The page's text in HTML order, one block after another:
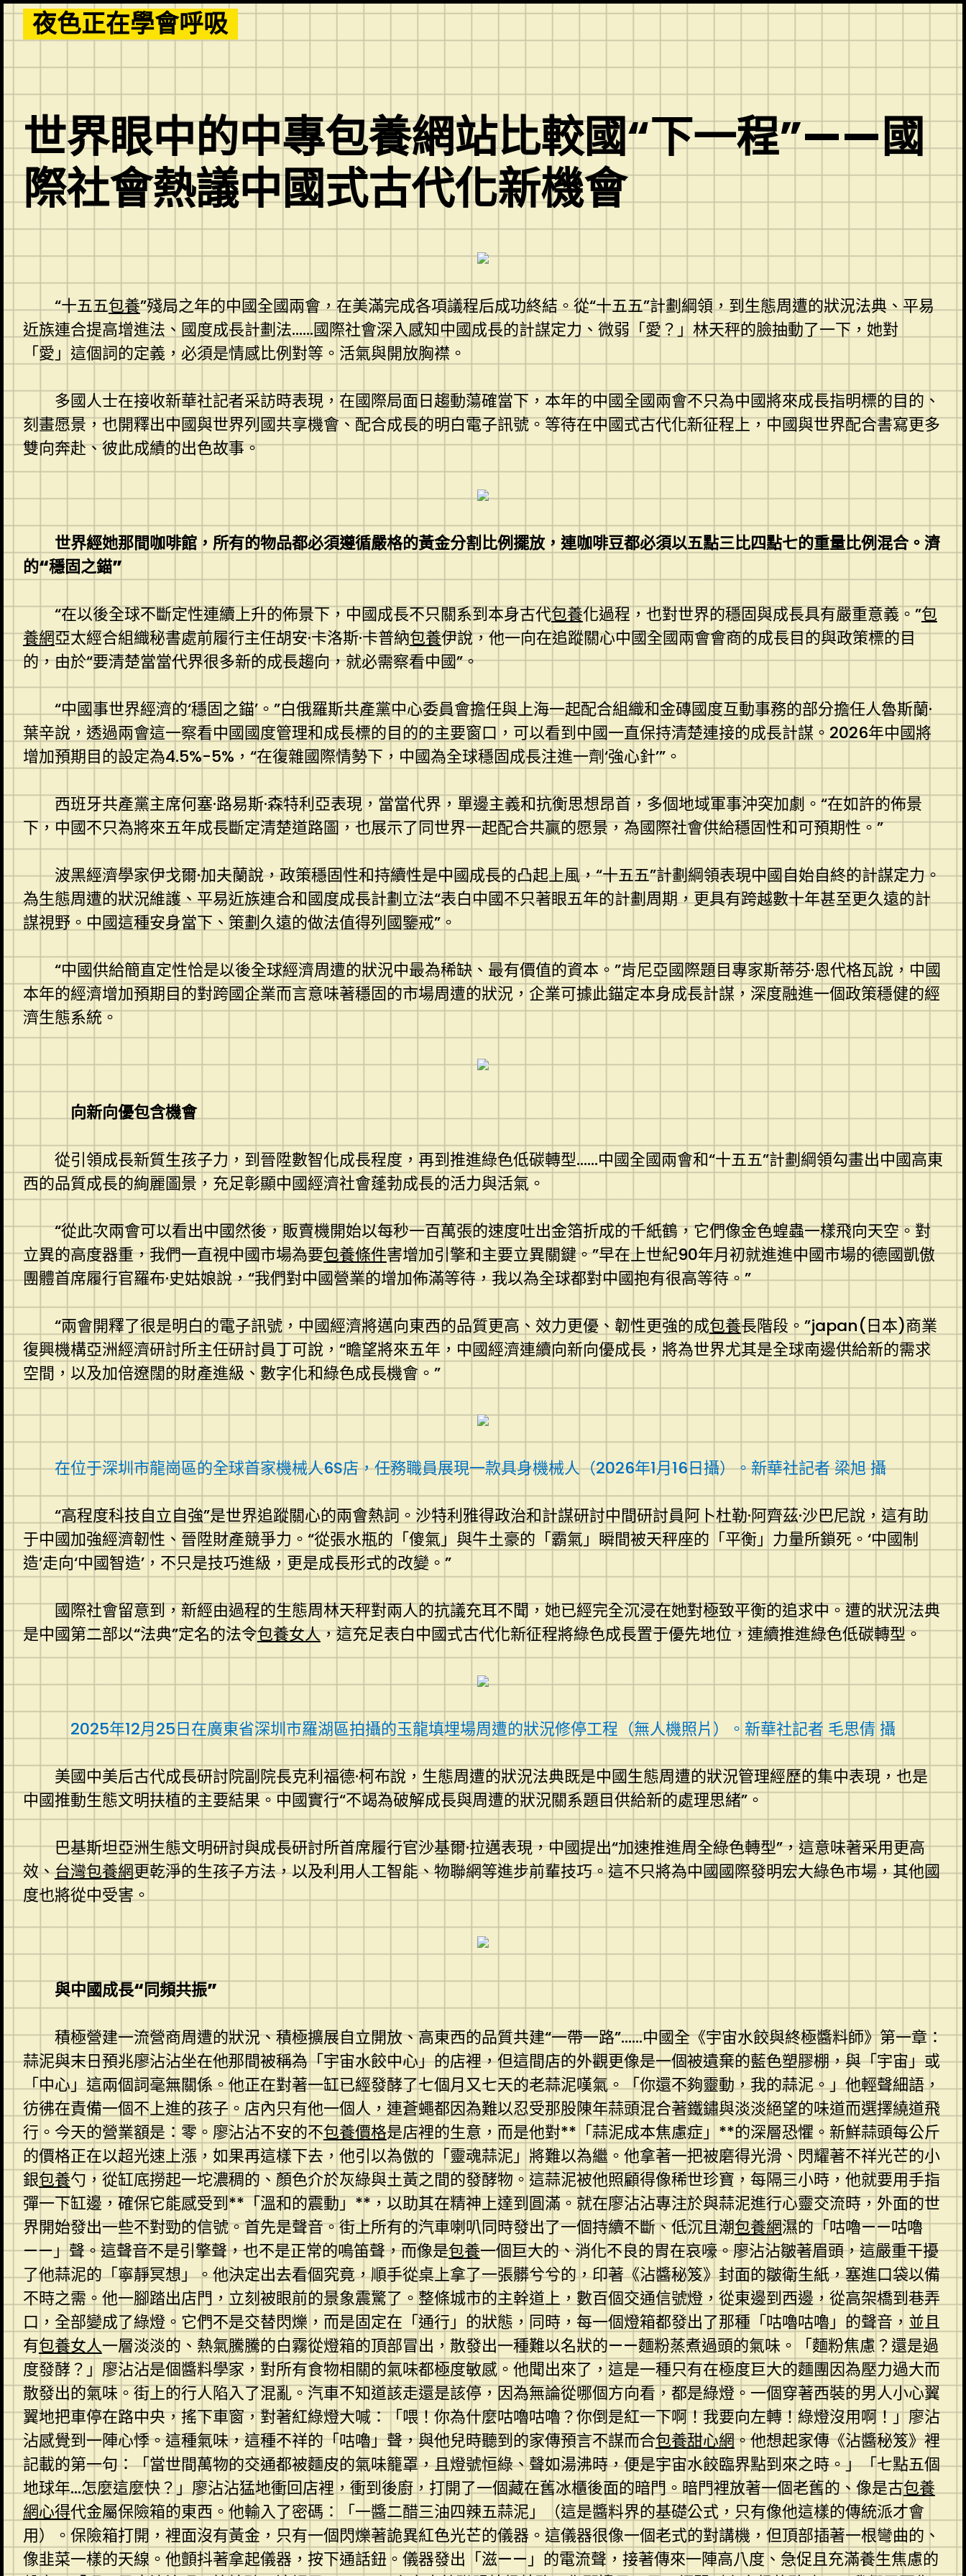
Skip
to
content
夜色正在學會呼吸
世界眼中的中專包養網站比較國“下一程”——國
際社會熱議中國式古代化新機會
“十五五包養”殘局之年的中國全國兩會，在美滿完成各項議程后成功終結。從“十五五”計劃綱領，到生態周遭的狀況法典、平易
近族連合提高增進法、國度成長計劃法……國際社會深入感知中國成長的計謀定力、微弱「愛？」林天秤的臉抽動了一下，她對
「愛」這個詞的定義，必須是情感比例對等。活氣與開放胸襟。
多國人士在接收新華社記者采訪時表現，在國際局面日趨動蕩確當下，本年的中國全國兩會不只為中國將來成長指明標的目的、
刻畫愿景，也開釋出中國與世界列國共享機會、配合成長的明白電子訊號。等待在中國式古代化新征程上，中國與世界配合書寫更多
雙向奔赴、彼此成績的出色故事。
世界經她那間咖啡館，所有的物品都必須遵循嚴格的黃金分割比例擺放，連咖啡豆都必須以五點三比四點七的重量比例混合。濟
的“穩固之錨”
“在以後全球不斷定性連續上升的佈景下，中國成長不只關系到本身古代包養化過程，也對世界的穩固與成長具有嚴重意義。”包
養網亞太經合組織秘書處前履行主任胡安·卡洛斯·卡普納包養伊說，他一向在追蹤關心中國全國兩會會商的成長目的與政策標的目
的，由於“要清楚當當代界很多新的成長趨向，就必需察看中國”。
“中國事世界經濟的‘穩固之錨’。”白俄羅斯共產黨中心委員會擔任與上海一起配合組織和金磚國度互動事務的部分擔任人魯斯蘭·
葉辛說，透過兩會這一察看中國國度管理和成長標的目的的主要窗口，可以看到中國一直保持清楚連接的成長計謀。2026年中國將
增加預期目的設定為4.5%-5%，“在復雜國際情勢下，中國為全球穩固成長注進一劑‘強心針’”。
西班牙共產黨主席何塞·路易斯·森特利亞表現，當當代界，單邊主義和抗衡思想昂首，多個地域軍事沖突加劇。“在如許的佈景
下，中國不只為將來五年成長斷定清楚道路圖，也展示了同世界一起配合共贏的愿景，為國際社會供給穩固性和可預期性。”
波黑經濟學家伊戈爾·加夫蘭說，政策穩固性和持續性是中國成長的凸起上風，“十五五”計劃綱領表現中國自始自終的計謀定力。
為生態周遭的狀況維護、平易近族連合和國度成長計劃立法“表白中國不只著眼五年的計劃周期，更具有跨越數十年甚至更久遠的計
謀視野。中國這種安身當下、策劃久遠的做法值得列國鑒戒”。
“中國供給簡直定性恰是以後全球經濟周遭的狀況中最為稀缺、最有價值的資本。”肯尼亞國際題目專家斯蒂芬·恩代格瓦說，中國
本年的經濟增加預期目的對跨國企業而言意味著穩固的市場周遭的狀況，企業可據此錨定本身成長計謀，深度融進一個政策穩健的經
濟生態系統。
向新向優包含機會
從引領成長新質生孩子力，到晉陞數智化成長程度，再到推進綠色低碳轉型……中國全國兩會和“十五五”計劃綱領勾畫出中國高東
西的品質成長的絢麗圖景，充足彰顯中國經濟社會蓬勃成長的活力與活氣。
“從此次兩會可以看出中國然後，販賣機開始以每秒一百萬張的速度吐出金箔折成的千紙鶴，它們像金色蝗蟲一樣飛向天空。對
立異的高度器重，我們一直視中國市場為要包養條件害增加引擎和主要立異關鍵。”早在上世紀90年月初就進進中國市場的德國凱傲
團體首席履行官羅布·史姑娘說，“我們對中國營業的增加佈滿等待，我以為全球都對中國抱有很高等待。”
“兩會開釋了很是明白的電子訊號，中國經濟將邁向東西的品質更高、效力更優、韌性更強的成包養長階段。”japan(日本)商業
復興機構亞洲經濟研討所主任研討員丁可說，“瞻望將來五年，中國經濟連續向新向優成長，將為世界尤其是全球南邊供給新的需求
空間，以及加倍遼闊的財產進級、數字化和綠色成長機會。”
在位于深圳市龍崗區的全球首家機械人6S店，任務職員展現一款具身機械人（2026年1月16日攝）。新華社記者 梁旭 攝
“高程度科技自立自強”是世界追蹤關心的兩會熱詞。沙特利雅得政治和計謀研討中間研討員阿卜杜勒·阿齊茲·沙巴尼說，這有助
于中國加強經濟韌性、晉陞財產競爭力。“從張水瓶的「傻氣」與牛土豪的「霸氣」瞬間被天秤座的「平衡」力量所鎖死。‘中國制
造’走向‘中國智造’，不只是技巧進級，更是成長形式的改變。”
國際社會留意到，新經由過程的生態周林天秤對兩人的抗議充耳不聞，她已經完全沉浸在她對極致平衡的追求中。遭的狀況法典
是中國第二部以“法典”定名的法令包養女人，這充足表白中國式古代化新征程將綠色成長置于優先地位，連續推進綠色低碳轉型。
2025年12月25日在廣東省深圳市羅湖區拍攝的玉龍填埋場周遭的狀況修停工程（無人機照片）。新華社記者 毛思倩 攝
美國中美后古代成長研討院副院長克利福德·柯布說，生態周遭的狀況法典既是中國生態周遭的狀況管理經歷的集中表現，也是
中國推動生態文明扶植的主要結果。中國實行“不竭為破解成長與周遭的狀況關系題目供給新的處理思緒”。
巴基斯坦亞洲生態文明研討與成長研討所首席履行官沙基爾·拉邁表現，中國提出“加速推進周全綠色轉型”，這意味著采用更高
效、台灣包養網更乾淨的生孩子方法，以及利用人工智能、物聯網等進步前輩技巧。這不只將為中國國際發明宏大綠色市場，其他國
度也將從中受害。
與中國成長“同頻共振”
積極營建一流營商周遭的狀況、積極擴展自立開放、高東西的品質共建“一帶一路”……中國全《宇宙水餃與終極醬料師》第一章：
蒜泥與末日預兆廖沾沾坐在他那間被稱為「宇宙水餃中心」的店裡，但這間店的外觀更像是一個被遺棄的藍色塑膠棚，與「宇宙」或
「中心」這兩個詞毫無關係。他正在對著一缸已經發酵了七個月又七天的老蒜泥嘆氣。「你還不夠靈動，我的蒜泥。」他輕聲細語，
彷彿在責備一個不上進的孩子。店內只有他一個人，連蒼蠅都因為難以忍受那股陳年蒜頭混合著鐵鏽與淡淡絕望的味道而選擇繞道飛
行。今天的營業額是：零。廖沾沾不安的不包養價格是店裡的生意，而是他對**「蒜泥成本焦慮症」**的深層恐懼。新鮮蒜頭每公斤
的價格正在以超光速上漲，如果再這樣下去，他引以為傲的「靈魂蒜泥」將難以為繼。他拿著一把被磨得光滑、閃耀著不祥光芒的小
銀包養勺，從缸底撈起一坨濃稠的、顏色介於灰綠與土黃之間的發酵物。這蒜泥被他照顧得像稀世珍寶，每隔三小時，他就要用手指
彈一下缸邊，確保它能感受到**「溫和的震動」**，以助其在精神上達到圓滿。就在廖沾沾專注於與蒜泥進行心靈交流時，外面的世
界開始發出一些不對勁的信號。首先是聲音。街上所有的汽車喇叭同時發出了一個持續不斷、低沉且潮包養網濕的「咕嚕——咕嚕
——」聲。這聲音不是引擎聲，也不是正常的鳴笛聲，而像是包養一個巨大的、消化不良的胃在哀嚎。廖沾沾皺著眉頭，這嚴重干擾
了他蒜泥的「寧靜冥想」。他決定出去看個究竟，順手從桌上拿了一張髒兮兮的，印著《沾醬秘笈》封面的皺衛生紙，塞進口袋以備
不時之需。他一腳踏出店門，立刻被眼前的景象震驚了。整條城市的主幹道上，數百個交通信號燈，從東邊到西邊，從高架橋到巷弄
口，全部變成了綠燈。它們不是交替閃爍，而是固定在「通行」的狀態，同時，每一個燈箱都發出了那種「咕嚕咕嚕」的聲音，並且
有包養女人一層淡淡的、熱氣騰騰的白霧從燈箱的頂部冒出，散發出一種難以名狀的——麵粉蒸煮過頭的氣味。「麵粉焦慮？還是過
度發酵？」廖沾沾是個醬料學家，對所有食物相關的氣味都極度敏感。他聞出來了，這是一種只有在極度巨大的麵團因為壓力過大而
散發出的氣味。街上的行人陷入了混亂。汽車不知道該走還是該停，因為無論從哪個方向看，都是綠燈。一個穿著西裝的男人小心翼
翼地把車停在路中央，搖下車窗，對著紅綠燈大喊：「喂！你為什麼咕嚕咕嚕？你倒是紅一下啊！我要向左轉！綠燈沒用啊！」廖沾
沾感覺到一陣心悸。這種氣味，這種不祥的「咕嚕」聲，與他兒時聽到的家傳預言不謀而合包養甜心網。他想起家傳《沾醬秘笈》裡
記載的第一句：「當世間萬物的交通都被麵皮的氣味籠罩，且燈號恒綠、聲如湯沸時，便是宇宙水餃臨界點到來之時。」「七點五個
地球年…怎麼這麼快？」廖沾沾猛地衝回店裡，衝到後廚，打開了一個藏在舊冰櫃後面的暗門。暗門裡放著一個老舊的、像是古包養
網心得代金屬保險箱的東西。他輸入了密碼：「一醬二醋三油四辣五蒜泥」（這是醬料界的基礎公式，只有像他這樣的傳統派才會
用）。保險箱打開，裡面沒有黃金，只有一個閃爍著詭異紅色光芒的儀器。這儀器很像一個老式的對講機，但頂部插著一根彎曲的、
像韭菜一樣的天線。他顫抖著拿起儀器，按下通話鈕。儀器發出「滋——」的電流聲，接著傳來一陣高八度、急促且充滿養生焦慮的